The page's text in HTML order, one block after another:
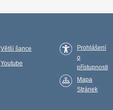
Větší šance
Youtube
Prohlášení
o
přístupnosti
Mapa
Stránek